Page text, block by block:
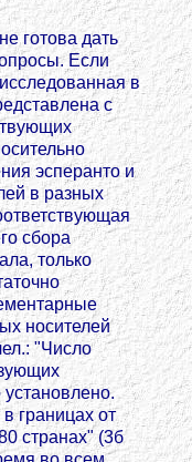
готова дать
Если
в
с
эсперанто и
в разных
сбора
только
носителей
"Число
границах от
странах" (3б